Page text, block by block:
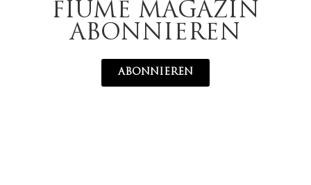
FIUME MAGAZIN
ABONNIEREN
ABONNIEREN